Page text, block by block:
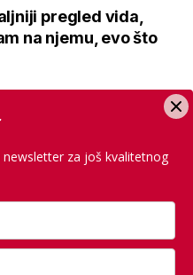
pregled vida,
na njemu, evo što
za još kvalitetnog